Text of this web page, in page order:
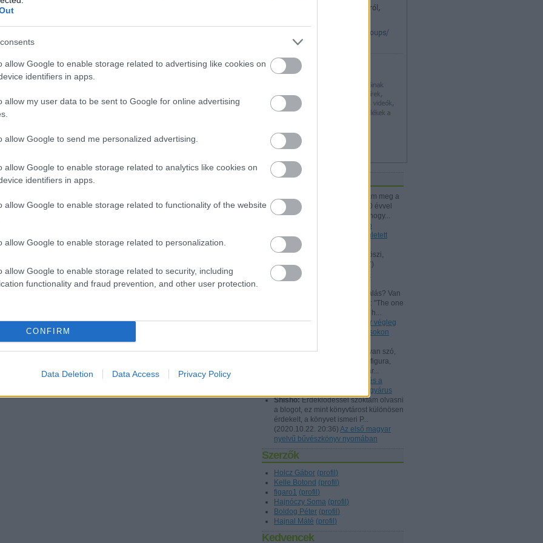
allow Google to enable storage related to advertising like cookies on
identifiers in apps.
allow my user data to be sent to Google for online advertising
allow Google to send me personalized advertising.
allow Google to enable storage related to analytics like cookies on
identifiers in apps.
allow Google to enable storage related to functionality of the website
allow Google to enable storage related to personalization.
allow Google to enable storage related to security, including
functionality and fraud prevention, and other user protection.
CONFIRM
Data Deletion Data Access Privacy Policy
Friss topikok
Nagymamámtól kaptam meg a
25 Kártyatrükköt, amit ő kb. 20 évvel
korábban vehetett. (Jó tudni, hogy...
A Rodolfo
bűvészdobozok - 110 éve született
Rodolfo
Kelle Botond:
@Omcsesz: Köszi,
javítottam.
2024.06.18. 10:17)
Beszámoló a bűvész Európa-
bajnokságról - FISM 2024
@Kelle Botond: És, csalás? Van
tudományos magyarázat erre: "The one
he bent with me peering over h...
(2021.07.25. 19:15
Uri Geller végleg
"megtért": bűvészkongresszusokon
Shisho:Szerintem itt is arról van szó,
hogy egy ennyire kidolgozott figura,
brand esetén fontos, hogy már...
Rodolfo és a
Dunából kimentett kínai gyöngyárus
Shisho:Érdeklődéssel szoktam olvasni
a blogot, ez mint könyvtárost különösen
érdekelt, a könyvet ismeri P...
(2020.10.22. 20:36) Az első magyar
nyelvű bűvészkönyv nyomában
Szerzők
Holcz Gábor (profil )
Kelle Botond (profil )
figaro1 (profil )
Hajnóczy Soma (profil )
Boldog Péter (profil )
Hajnal Máté (profil )
Kedvencek